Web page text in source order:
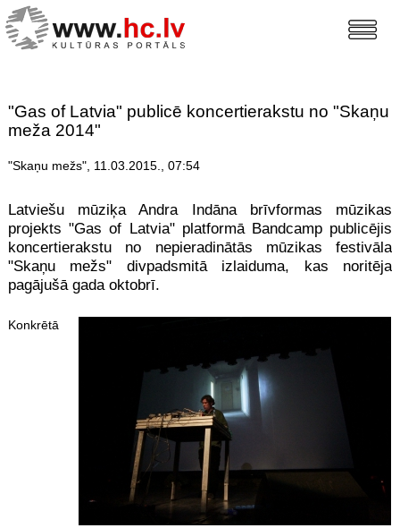
"Gas of Latvia" publicē koncertierakstu no "Skaņu
meža 2014"
"Skaņu mežs", 11.03.2015., 07:54
Latviešu mūziķa Andra Indāna brīvformas mūzikas
projekts "Gas of Latvia" platformā Bandcamp publicējis
koncertierakstu no nepieradinātās mūzikas festivāla
"Skaņu mežs" divpadsmitā izlaiduma, kas noritēja
pagājušā gada oktobrī.
Konkrētā